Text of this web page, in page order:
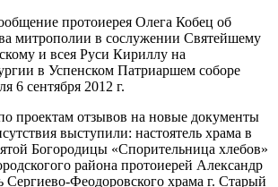
протоиерея Олега Кобец об
митрополии в сослужении Святейшему
и всея Руси Кириллу на
в Успенском Патриаршем соборе
6 сентября 2012 г.
проектам отзывов на новые документы
выступили: настоятель храма в
Богородицы «Спорительница хлебов»
района протоиерей Александр
Сергиево-Феодоровского храма г. Старый